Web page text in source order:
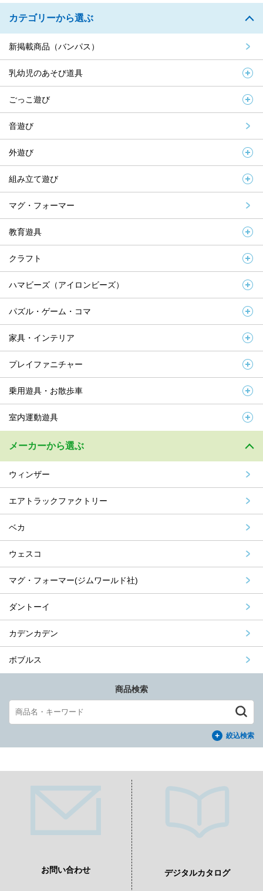
カテゴリーから選ぶ
新掲載商品（バンパス）
乳幼児のあそび道具
ごっこ遊び
音遊び
外遊び
組み立て遊び
マグ・フォーマー
教育遊具
クラフト
ハマビーズ（アイロンビーズ）
パズル・ゲーム・コマ
家具・インテリア
プレイファニチャー
乗用遊具・お散歩車
室内運動遊具
メーカーから選ぶ
ウィンザー
エアトラックファクトリー
ベカ
ウェスコ
マグ・フォーマー(ジムワールド社)
ダントーイ
カデンカデン
ボブルス
商品検索
絞込検索
お問い合わせ デジタルカタログ